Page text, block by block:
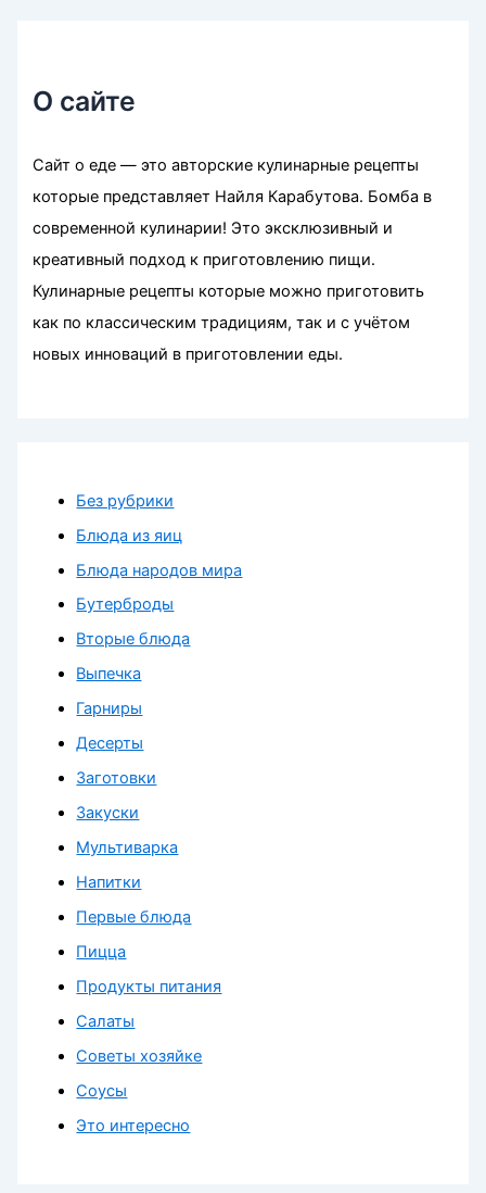
О сайте
Сайт о еде — это авторские кулинарные рецепты
которые представляет Найля Карабутова. Бомба в
современной кулинарии! Это эксклюзивный и
креативный подход к приготовлению пищи.
Кулинарные рецепты которые можно приготовить
как по классическим традициям, так и с учётом
новых инноваций в приготовлении еды.
Без рубрики
Блюда из яиц
Блюда народов мира
Бутерброды
Вторые блюда
Выпечка
Гарниры
Десерты
Заготовки
Закуски
Мультиварка
Напитки
Первые блюда
Пицца
Продукты питания
Салаты
Советы хозяйке
Соусы
Это интересно